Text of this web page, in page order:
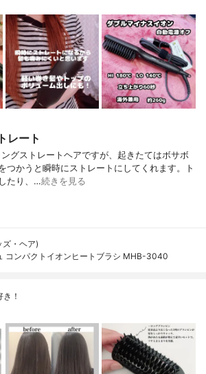
レート
ングストレートヘアですが、起きたてはボサボ
つかうと瞬時にストレートにしてくれます。ト
たり、…続きを見る
ズ・ヘア)
コンパクトイオンヒートブラシ MHB-3040
！